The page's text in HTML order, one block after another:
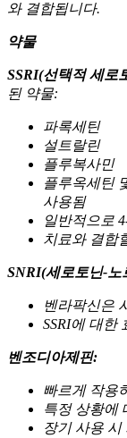
와 결합됩니다.
약물
SSRI(선택적 세로
된 약물:
파록세틴
설트랄린
플루복사민
플루옥세틴
사용됨
일반적으로
치료와 결합
SNRI(세로토닌-노
벤라팍신은
SSRI에 대한
벤조디아제핀:
빠르게 작용
특정 상황에
장기 사용